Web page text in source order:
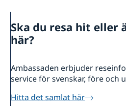
Ska du resa hit eller
här?
Ambassaden erbjuder
service för svenskar, före och
Hitta det samlat här